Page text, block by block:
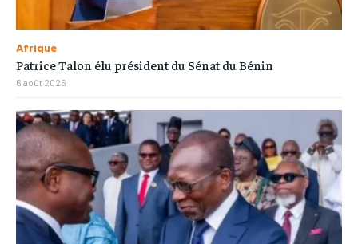
Afrique
Patrice Talon élu président du Sénat du Bénin
6 août 2026